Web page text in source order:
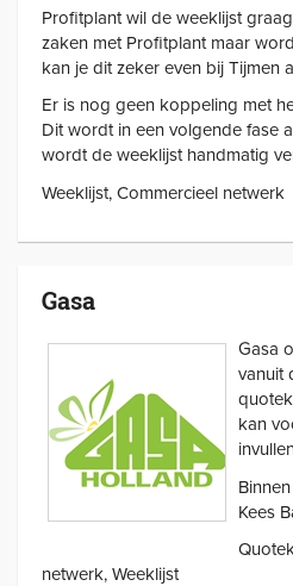
Profitplant wil de weeklijst
zaken met Profitplant maar
kan je dit zeker even bij Tijmen
Er is nog geen koppeling met
Dit wordt in een volgende fase
wordt de weeklijst handmatig
Weeklijst, Commercieel netwerk
Gasa
Gasa
vanuit
kan
Kees
netwerk, Weeklijst